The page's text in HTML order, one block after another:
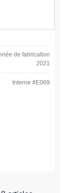
de fabrication
2021
Interne #E069